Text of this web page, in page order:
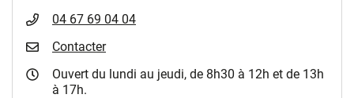
04 67 69 04 04
Contacter
Ouvert du lundi au jeudi, de 8h30 à 12h et de 13h
à 17h.